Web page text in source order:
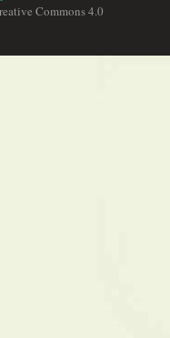
Commons 4.0